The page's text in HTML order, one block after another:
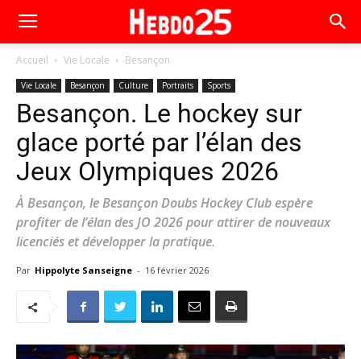
Accueil Vie Locale Besançon
Vie Locale Besançon Culture Portraits Sports
Besançon. Le hockey sur
glace porté par l’élan des
Jeux Olympiques 2026
À Besançon, le Besançon Doubs Hockey Club espère
profiter de l’élan des JO 2026 pour attirer de nouveaux
licenciés et développer la pratique.
Par Hippolyte Sanseigne - 16 février 2026